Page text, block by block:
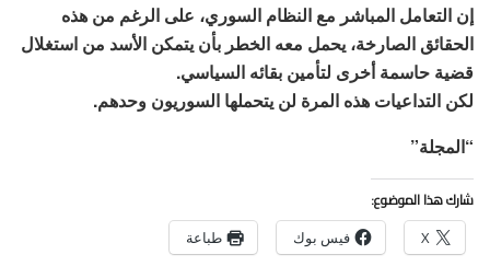
إن التعامل المباشر مع النظام السوري، على الرغم من هذه
الحقائق الصارخة، يحمل معه الخطر بأن يتمكن الأسد من استغلال
قضية حاسمة أخرى لتأمين بقائه السياسي.
لكن التداعيات هذه المرة لن يتحملها السوريون وحدهم.
“المجلة”
شارك هذا الموضوع:
X فيس بوك طباعة